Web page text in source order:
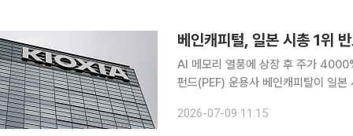
베인캐피털, 일본 시총 1위
AI 메모리 열풍에 상장 후 주가
펀드(PEF) 운용사 베인캐피탈이 일
시간) 보도했다. 베인캐피털
2026-07-09 11:15